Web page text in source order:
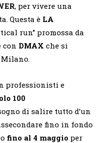
, per vivere una
Questa è LA
run” promossa da
con DMAX che si
Milano.
professionisti e
100
di salire tutto d’un
fino in fondo
fino al 4 maggio per